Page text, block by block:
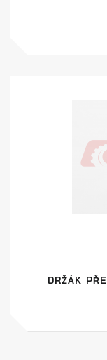
DRŽÁK